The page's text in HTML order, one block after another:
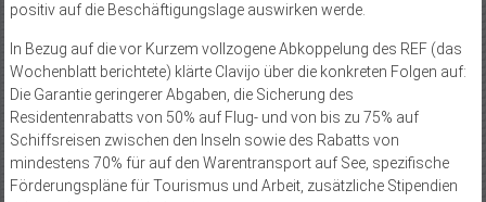
positiv auf die Beschäftigungslage auswirken werde.
In Bezug auf die vor Kurzem vollzogene Abkoppelung des REF (das
Wochenblatt berichtete) klärte Clavijo über die konkreten Folgen auf:
Die Garantie geringerer Abgaben, die Sicherung des
Residentenrabatts von 50% auf Flug- und von bis zu 75% auf
Schiffsreisen zwischen den Inseln sowie des Rabatts von
mindestens 70% für auf den Warentransport auf See, spezifische
Förderungspläne für Tourismus und Arbeit, zusätzliche Stipendien